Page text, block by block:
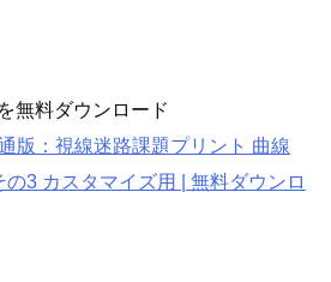
無料ダウンロード
版：視線迷路課題プリント 曲線
の3 カスタマイズ用 | 無料ダウンロ